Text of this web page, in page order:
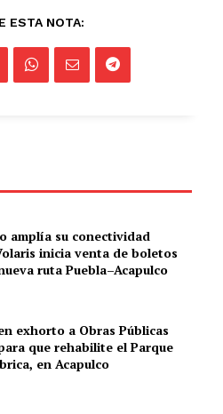
ESTA NOTA:
amplía su conectividad
inicia venta de boletos
ruta Puebla–Acapulco
exhorto a Obras Públicas
que rehabilite el Parque
en Acapulco